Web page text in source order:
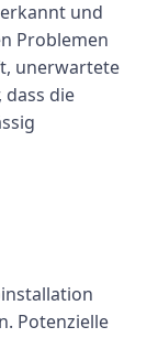
und
Problemen
unerwartete
dass die
Potenzielle